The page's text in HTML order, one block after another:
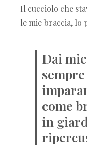
Il cucciolo che
le mie braccia, lo
Dai
come
in